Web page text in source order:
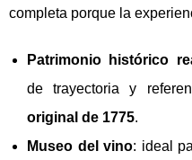
completa porque la
Patrimonio histórico
de trayectoria y
original de 1775.
Museo del vino: ideal